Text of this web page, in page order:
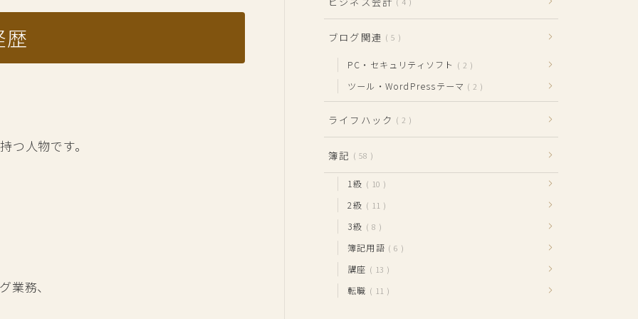
つ人物です。
業務、
ブログ関連 5
PC・セキュリティソフト 2
ツール・WordPressテーマ 2
ライフハック 2
簿記 58
1級 10
2級 11
3級 8
簿記用語 6
講座 13
転職 11